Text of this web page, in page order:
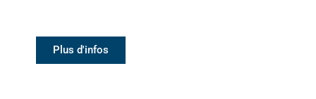
Plus d'infos